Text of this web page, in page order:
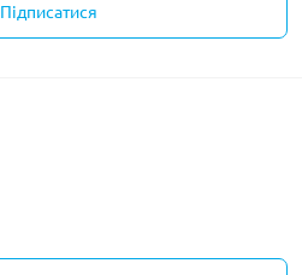
Підписатися